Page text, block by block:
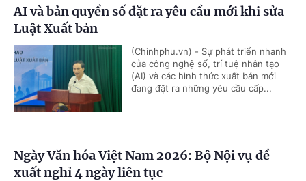
AI và bản quyền số đặt ra yêu cầu mới khi sửa
Luật Xuất bản
(Chinhphu.vn) - Sự phát triển nhanh
của công nghệ số, trí tuệ nhân tạo
(AI) và các hình thức xuất bản mới
đang đặt ra những yêu cầu cấp...
Ngày Văn hóa Việt Nam 2026: Bộ Nội vụ đề
xuất nghỉ 4 ngày liên tục